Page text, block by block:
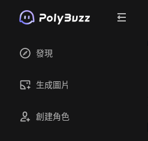
發現
生成圖片
創建角色